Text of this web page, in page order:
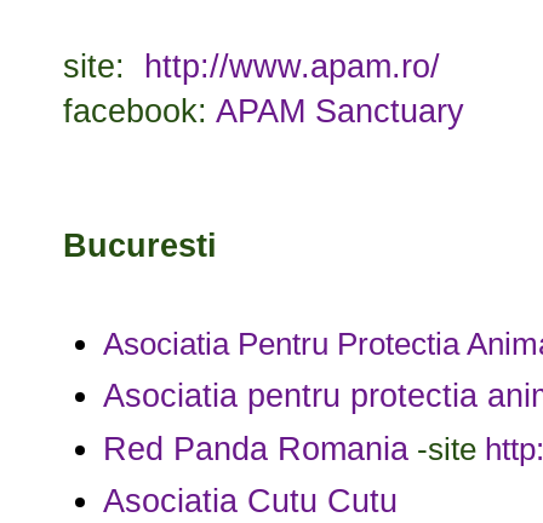
site:
http://www.apam.ro/
facebook: APAM Sanctuary
Bucuresti
Asociatia Pentru Protectia
Asociatia pentru protectia
Red Panda Romania -site
Asociatia Cutu Cutu